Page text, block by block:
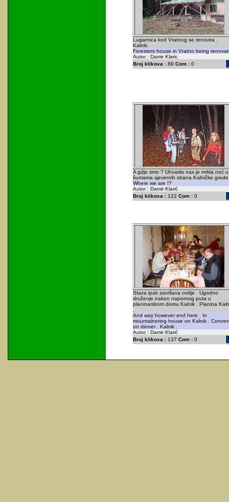
Lugarnica kod Vratnog se renovira .
Kalnik.
Foresters house in Vratno being
Autor : Damir Klaric
Broj klikova :89 Com :0
A gdje smo ? Uhvatila nas je mrkla noć u
šumama sjevernih strana Kalničke
Where we are !?
Autor : Damir Klarić
Broj klikova :122 Com :0
Staza ipak završava ovdje . Ugodno
druženje nakon napornog puta u
planinarskom domu Kalnik . Planina
And way however end here . In
mountainering house on Kalnik .
on dinner . Kalnik .
Autor : Damir Klarić
Broj klikova :137 Com :0